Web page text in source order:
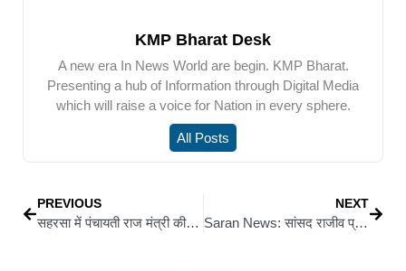
KMP Bharat Desk
A new era In News World are begin. KMP Bharat.
Presenting a hub of Information through Digital Media
which will raise a voice for Nation in every sphere.
All Posts
PREVIOUS
सहरसा में पंचायती राज मंत्री की समीक्षा बैठक : तीनों प्रमंडलों के अधिकारियों संग की बैठक, कहा— मुख्यमंत्री की घोषणाओं पर तेजी से हो रहा काम
NEXT
Saran News: सांसद राजीव प्रताप रूडी के नेतृत्व में एकमा से शुरू हुई विधानसभा स्तरीय सांगा यात्रा